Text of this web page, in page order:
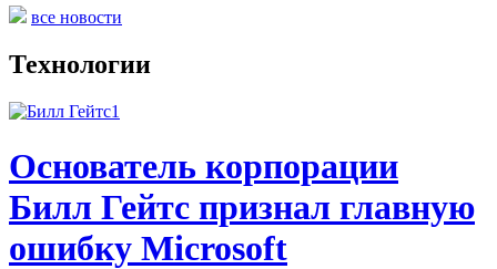
все новости
Технологии
Основатель корпорации
Билл Гейтс признал главную
ошибку Microsoft